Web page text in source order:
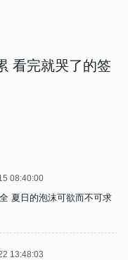
看完就哭了的签
08:40:00
夏日的泡沫可欲而不可求
13:48:03